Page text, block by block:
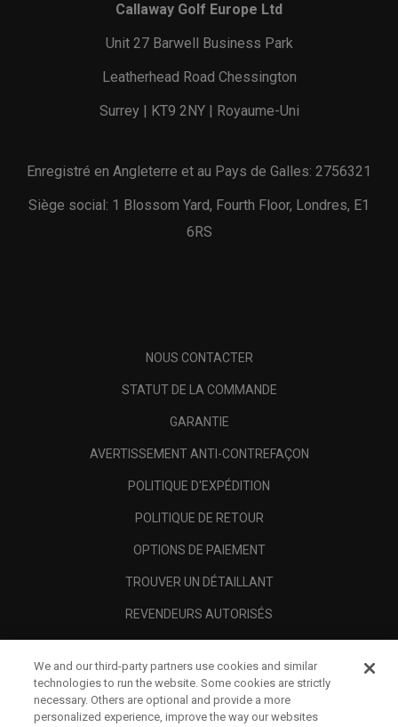
Callaway Golf Europe Ltd
Unit 27 Barwell Business Park
Leatherhead Road Chessington
Surrey | KT9 2NY | Royaume-Uni
Enregistré en Angleterre et au Pays de Galles: 2756321
Siège social: 1 Blossom Yard, Fourth Floor, Londres, E1
6RS
NOUS CONTACTER
STATUT DE LA COMMANDE
GARANTIE
AVERTISSEMENT ANTI-CONTREFAÇON
POLITIQUE D'EXPÉDITION
POLITIQUE DE RETOUR
OPTIONS DE PAIEMENT
TROUVER UN DÉTAILLANT
REVENDEURS AUTORISÉS
A PROPOS
MENTIONS LÉGALES
We and our third-party partners use cookies and similar
technologies to run the website. Some cookies are strictly
necessary. Others are optional and provide a more
personalized experience, improve the way our websites